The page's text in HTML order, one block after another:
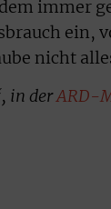
immer
ein,
nicht
in derARD-